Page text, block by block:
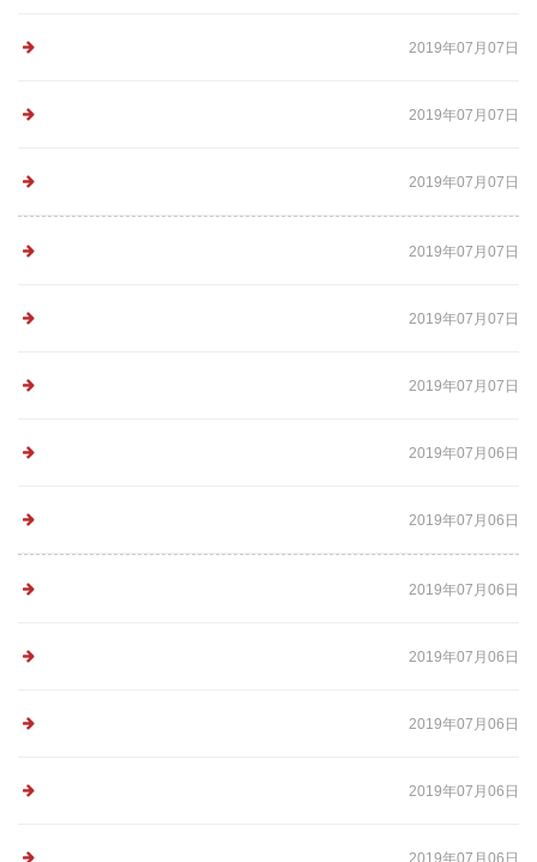
2019年07月07日
2019年07月07日
2019年07月07日
2019年07月07日
2019年07月07日
2019年07月07日
2019年07月06日
2019年07月06日
2019年07月06日
2019年07月06日
2019年07月06日
2019年07月06日
2019年07月06日